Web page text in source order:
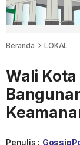
Beranda LOKAL
Wali
Penulis :